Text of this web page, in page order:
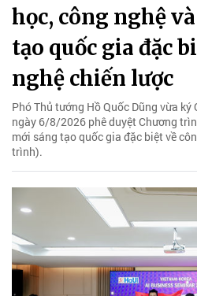
học, công nghệ
tạo quốc gia đặc
nghệ chiến lược
Phó Thủ tướng Hồ Quốc Dũng vừa
ngày 6/8/2026 phê duyệt Chương
mới sáng tạo quốc gia đặc biệt về
trình).